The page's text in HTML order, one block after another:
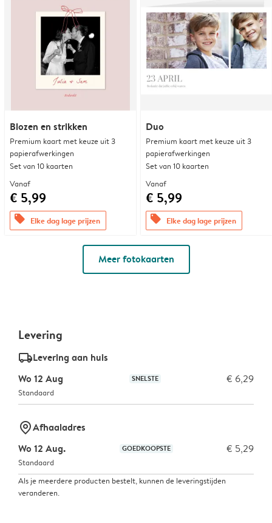
Blozen en strikken
Premium kaart met keuze uit 3
papierafwerkingen
Set van 10 kaarten
Vanaf
€ 5,99
offers Elke dag lage prijzen
Duo
Premium kaart met keuze uit 3
papierafwerkingen
Set van 10 kaarten
Vanaf
€ 5,99
offers Elke dag lage prijzen
Meer fotokaarten
Levering
delivery_standard_v2Levering aan huis
Wo 12 Aug
SNELSTE € 6,29
Standaard
marker-pinAfhaaladres
Wo 12 Aug.
GOEDKOOPSTE € 5,29
Standaard
Als je meerdere producten bestelt, kunnen de leveringstijden
veranderen.